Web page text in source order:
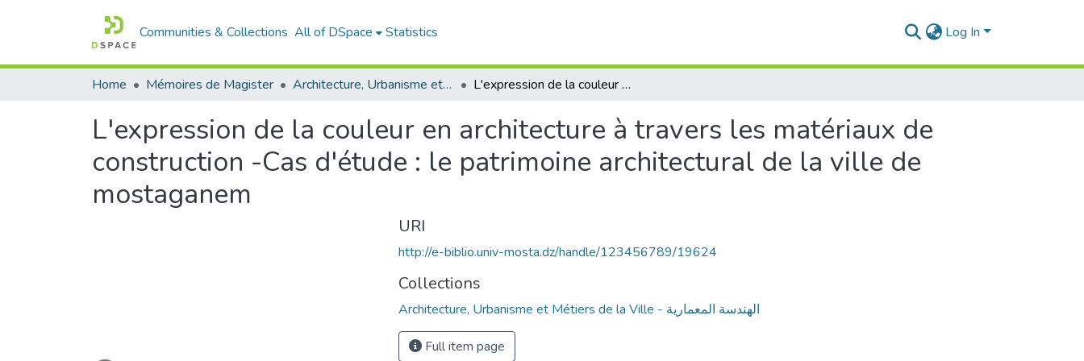
Communities & Collections All of DSpace Statistics Log In
Home Mémoires de Magister Architecture, Urbanisme et Métiers de la Ville - الهندسة المعمارية L'expression de la couleur en architecture à travers les matériaux de construction -Cas d'étude : le patrimoine architectural de la ville de mostaganem
L'expression de la couleur en architecture à travers les matériaux de
construction -Cas d'étude : le patrimoine architectural de la ville de
mostaganem
URI
http://e-biblio.univ-mosta.dz/handle/123456789/19624
Collections
Architecture, Urbanisme et Métiers de la Ville - الهندسة المعمارية
Full item page